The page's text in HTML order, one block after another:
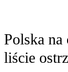
Polska na
liście